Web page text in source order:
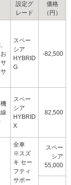
設定グ
レード
価格
（円）
スペー
シア
HYBRID
G
-82,500
スペー
シア
HYBRID
X
82,500
全車
※スズ
キ セー
フティ
サポー
スペー
シア
55,000